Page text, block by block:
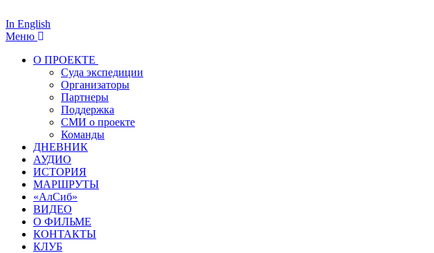
In English
Меню
О ПРОЕКТЕ
Суда экспедиции
Организаторы
Партнеры
Поддержка
СМИ о проекте
Команды
ДНЕВНИК
АУДИО
ИСТОРИЯ
МАРШРУТЫ
«АлСиб»
ВИДЕО
О ФИЛЬМЕ
КОНТАКТЫ
КЛУБ